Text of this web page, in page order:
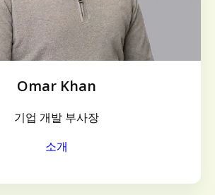
Omar Khan
기업 개발 부사장
소개